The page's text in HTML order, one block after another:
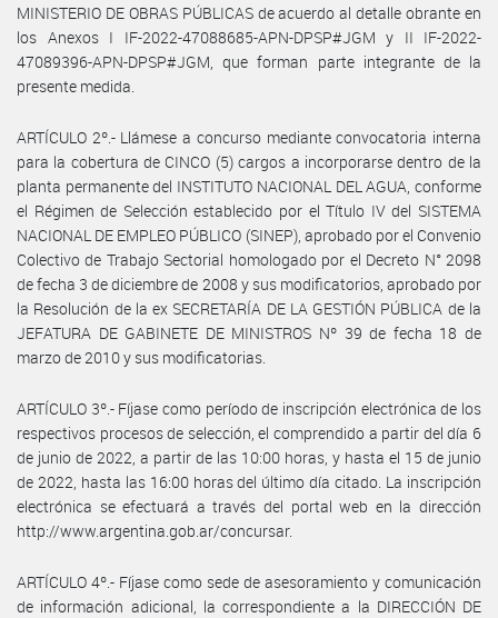
MINISTERIO DE OBRAS PÚBLICAS de acuerdo al detalle obrante en
los Anexos I IF-2022-47088685-APN-DPSP#JGM y II IF-2022-
47089396-APN-DPSP#JGM, que forman parte integrante de la
presente medida.
ARTÍCULO 2º.- Llámese a concurso mediante convocatoria interna
para la cobertura de CINCO (5) cargos a incorporarse dentro de la
planta permanente del INSTITUTO NACIONAL DEL AGUA, conforme
el Régimen de Selección establecido por el Título IV del SISTEMA
NACIONAL DE EMPLEO PÚBLICO (SINEP), aprobado por el Convenio
Colectivo de Trabajo Sectorial homologado por el Decreto N° 2098
de fecha 3 de diciembre de 2008 y sus modificatorios, aprobado por
la Resolución de la ex SECRETARÍA DE LA GESTIÓN PÚBLICA de la
JEFATURA DE GABINETE DE MINISTROS Nº 39 de fecha 18 de
marzo de 2010 y sus modificatorias.
ARTÍCULO 3º.- Fíjase como período de inscripción electrónica de los
respectivos procesos de selección, el comprendido a partir del día 6
de junio de 2022, a partir de las 10:00 horas, y hasta el 15 de junio
de 2022, hasta las 16:00 horas del último día citado. La inscripción
electrónica se efectuará a través del portal web en la dirección
http://www.argentina.gob.ar/concursar.
ARTÍCULO 4º.- Fíjase como sede de asesoramiento y comunicación
de información adicional, la correspondiente a la DIRECCIÓN DE